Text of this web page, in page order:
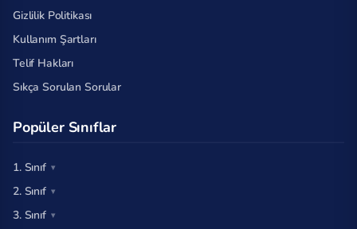
Gizlilik Politikası
Kullanım Şartları
Telif Hakları
Sıkça Sorulan Sorular
Popüler Sınıflar
1. Sınıf
2. Sınıf
3. Sınıf